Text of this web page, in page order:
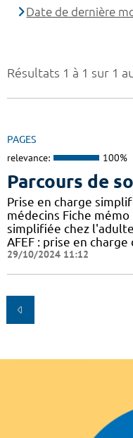
Résultats 1 à 1 sur 1
PAGES
relevance: 100%
Parcours de
Prise en charge
médecins Fiche
simplifiée chez
AFEF : prise en
29/10/2024 11:12
Date de dernière